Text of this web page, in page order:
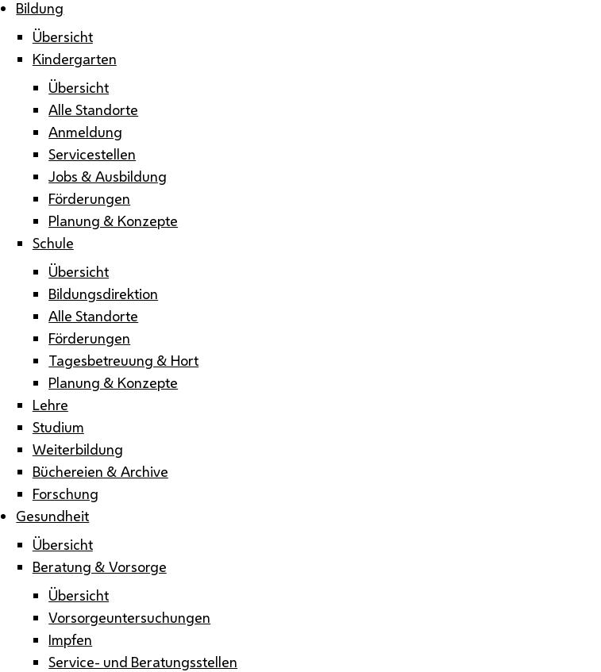
Bildung
Übersicht
Kindergarten
Übersicht
Alle Standorte
Anmeldung
Servicestellen
Jobs & Ausbildung
Förderungen
Planung & Konzepte
Schule
Übersicht
Bildungsdirektion
Alle Standorte
Förderungen
Tagesbetreuung & Hort
Planung & Konzepte
Lehre
Studium
Weiterbildung
Büchereien & Archive
Forschung
Gesundheit
Übersicht
Beratung & Vorsorge
Übersicht
Vorsorgeuntersuchungen
Impfen
Service- und Beratungsstellen